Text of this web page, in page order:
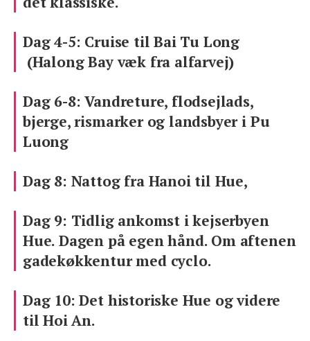
Dag 4-5: Cruise til Bai Tu Long
(Halong Bay væk fra alfarvej)
Dag 6-8: Vandreture, flodsejlads,
bjerge, rismarker og landsbyer i Pu
Luong
Dag 8: Nattog fra Hanoi til Hue,
Dag 9: Tidlig ankomst i kejserbyen
Hue. Dagen på egen hånd. Om aftenen
gadekøkkentur med cyclo.
Dag 10: Det historiske Hue og videre
til Hoi An.